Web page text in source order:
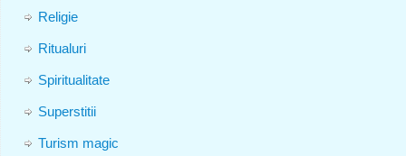
Religie
Ritualuri
Spiritualitate
Superstitii
Turism magic